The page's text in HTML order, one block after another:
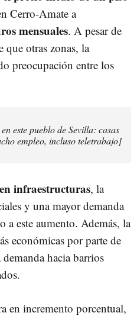
Cerro-Amate a
mensuales. A pesar de
que otras zonas, la
preocupación entre los
este pueblo de Sevilla: casas
empleo, incluso teletrabajo]
infraestructuras, la
y una mayor demanda
a este aumento. Además, la
económicas por parte de
hacia barrios
en incremento porcentual,